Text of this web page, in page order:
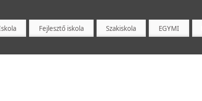
Fejlesztő iskola Szakiskola EGYMI